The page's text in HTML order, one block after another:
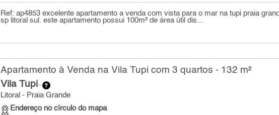
Ref: ap4853 excelente apartamento a venda com vista para o mar na tupi praia
sp litoral sul. este apartamento possui 100m² de área útil dis...
Apartamento à Venda na Vila Tupi com 3 quartos - 132 m²
Vila Tupi-
Litoral - Praia Grande
Endereço no círculo do mapa